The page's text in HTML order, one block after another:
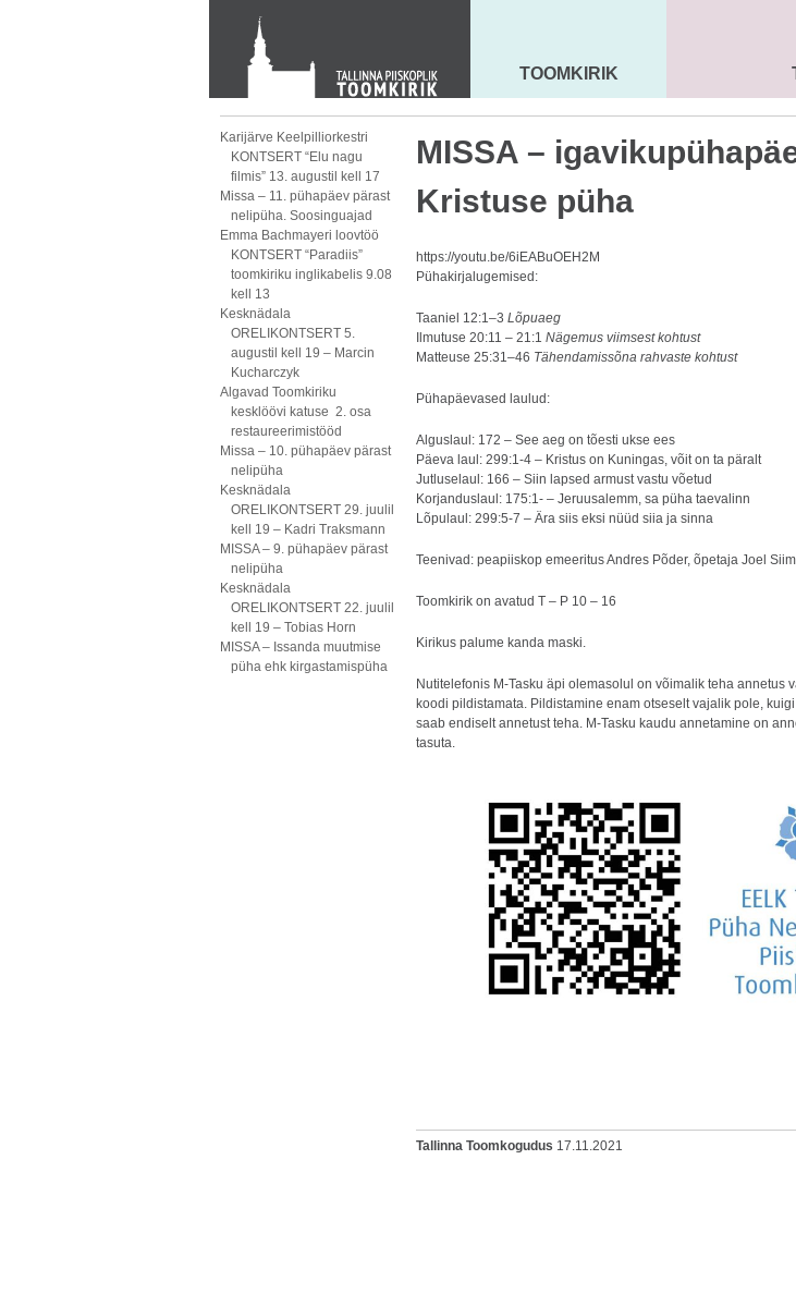
KONTAKT
Toom-Kooli 6, 10130 TALLINN
tallinna.toom@eelk.ee
MAARJA KIRIK
TOOMKIRIK
Karijärve Keelpilliorkestri
KONTSERT “Elu nagu
filmis” 13. augustil kell 17
Missa – 11. pühapäev pärast
nelipüha. Soosinguajad
Emma Bachmayeri loovtöö
KONTSERT “Paradiis”
toomkiriku inglikabelis 9.08
kell 13
Kesknädala
ORELIKONTSERT 5.
augustil kell 19 – Marcin
Kucharczyk
Algavad Toomkiriku
kesklöövi katuse 2. osa
restaureerimistööd
Missa – 10. pühapäev pärast
nelipüha
Kesknädala
ORELIKONTSERT 29. juulil
kell 19 – Kadri Traksmann
MISSA – 9. pühapäev pärast
nelipüha
Kesknädala
ORELIKONTSERT 22. juulil
kell 19 – Tobias Horn
MISSA – Issanda muutmise
püha ehk kirgastamispüha
MISSA –
Kristuse püha
https://youtu.be/6iEABuOEH2M
Pühakirjalugemised:
Taaniel 12:1–3 Lõpuaeg
Ilmutuse 20:11 – 21:1 Nägemus viimsest kohtust
Matteuse 25:31–46 Tähendamissõna rahvaste kohtust
Pühapäevased laulud:
Alguslaul: 172 – See aeg on tõesti ukse ees
Päeva laul: 299:1-4 – Kristus on Kuningas, võit on ta päralt
Jutluselaul: 166 – Siin lapsed armust vastu võetud
Korjanduslaul: 175:1- – Jeruusalemm, sa püha taevalinn
Lõpulaul: 299:5-7 – Ära siis eksi nüüd siia ja sinna
Teenivad: peapiiskop emeeritus Andres Põder, õpetaja Joel
Toomkirik on avatud T – P 10 – 16
Kirikus palume kanda maski.
Nutitelefonis M-Tasku äpi olemasolul on võimalik teha annetus
koodi pildistamata. Pildistamine enam otseselt vajalik pole,
saab endiselt annetust teha. M-Tasku kaudu annetamine on
tasuta.
Tallinna Toomkogudus 17.11.2021